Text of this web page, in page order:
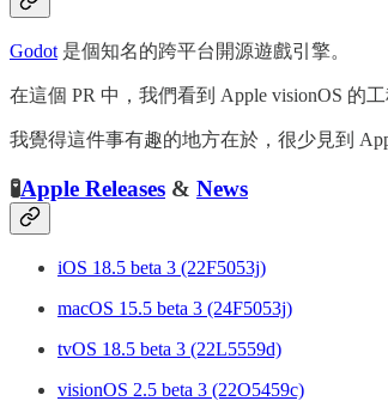
Godot 是個知名的跨平台開源遊戲引擎。
在這個 PR 中，我們看到 Apple visionOS 的
我覺得這件事有趣的地方在於，很少見到
🧪Apple Releases & News
iOS 18.5 beta 3 (22F5053j)
macOS 15.5 beta 3 (24F5053j)
tvOS 18.5 beta 3 (22L5559d)
visionOS 2.5 beta 3 (22O5459c)